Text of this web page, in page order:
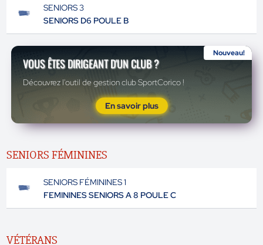
SENIORS 3
SENIORS D6 POULE B
Nouveau!
VOUS ÊTES DIRIGEANT D'UN CLUB ?
Découvrez l'outil de gestion club SportCorico !
En savoir plus
SENIORS FÉMININES
SENIORS FÉMININES 1
FEMININES SENIORS A 8 POULE C
VÉTÉRANS